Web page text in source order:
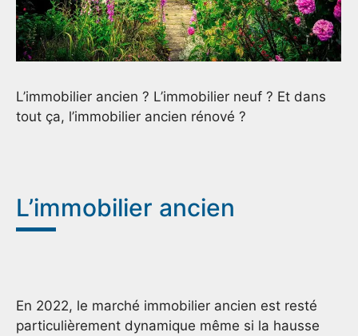
L’immobilier ancien ? L’immobilier neuf ? Et dans
tout ça, l’immobilier ancien rénové ?
L’immobilier ancien
En 2022, le marché immobilier ancien est resté
particulièrement dynamique même si la hausse